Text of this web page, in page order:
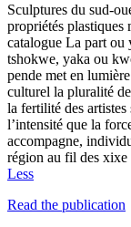
Sculptures du sud-
propriétés plastiques
catalogue La part ou
tshokwe, yaka ou
pende met en
culturel la pluralité
la fertilité des artistes
l’intensité que la
accompagne,
région au fil des
Less
Read the publication